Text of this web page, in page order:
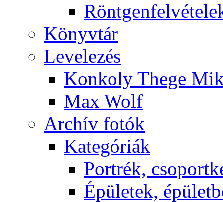
Könyv­tár
Le­ve­le­zés
Kon­koly The­ge
Max Wolf
Ar­chív fo­tók
Ka­te­gó­ri­ák
Port­rék,
Épü­le­tek,